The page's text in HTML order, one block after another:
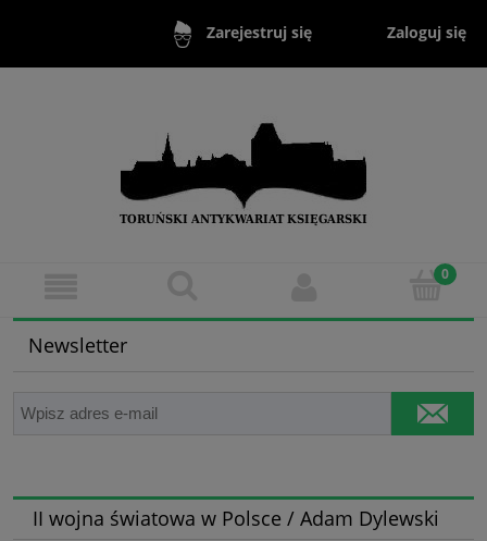
Zarejestruj się Zaloguj się
Newsletter
II wojna światowa w Polsce / Adam Dylewski